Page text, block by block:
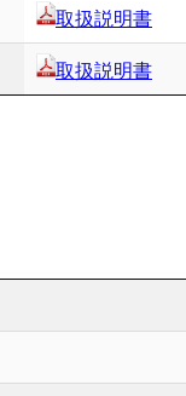
取扱説明書
取扱説明書